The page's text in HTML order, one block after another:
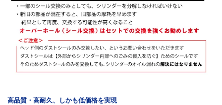
高品質・高耐久、しかも低価格を実現